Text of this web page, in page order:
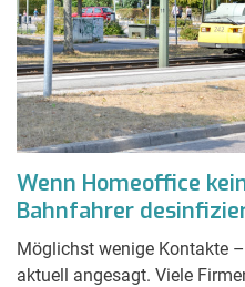
Wenn Homeoffice
Bahnfahrer
Möglichst wenige Kontakte
aktuell angesagt. Viele